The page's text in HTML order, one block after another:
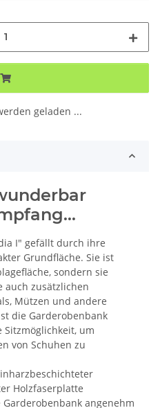
geladen ...
I" gefällt durch ihre
Grundfläche. Sie ist
sondern sie
auch zusätzlichen
Mützen und andere
die Garderobenbank
Sitzmöglichkeit, um
von Schuhen zu
Holzfaserplatte
angenehm